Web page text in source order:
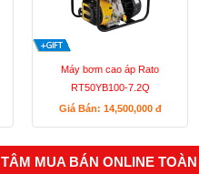
Máy bơm cao áp Rato
RT50YB100-7.2Q
Giá Bán: 14,500,000 đ
MUA BÁN ONLINE